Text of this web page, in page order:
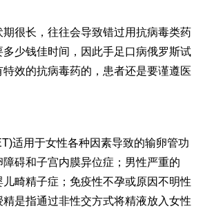
很长，往往会导致错过用抗病毒类药
多少钱佳时间，因此手足口病俄罗斯试
特效的抗病毒药的，患者还是要谨遵医
适用于女性各种因素导致的输卵管功
碍和子宫内膜异位症；男性严重的
儿畸精子症；免疫性不孕或原因不明性
是指通过非性交方式将精液放入女性